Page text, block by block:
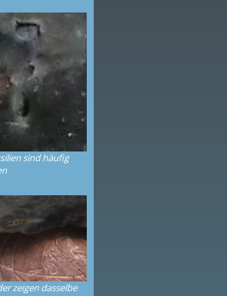
sind häufig
zeigen dasselbe